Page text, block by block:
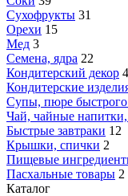
Сухофрукты 31
Орехи 15
Мед 3
Семена, ядра 22
Кондитерский декор 4
Кондитерские
Супы, пюре быстрого
Чай, чайные
Быстрые завтраки 12
Крышки, спички 2
Пищевые
Пасхальные товары 2
Каталог